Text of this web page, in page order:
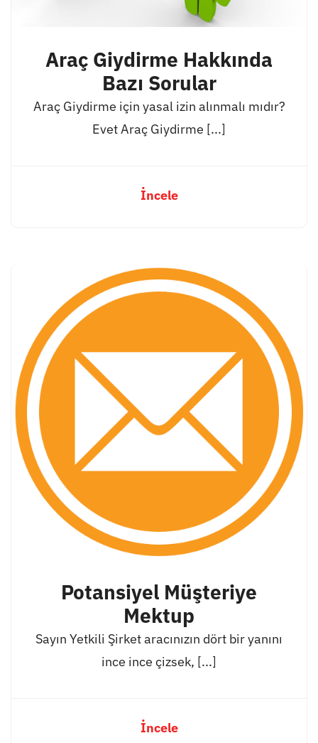
Araç Giydirme Hakkında
Bazı Sorular
Araç Giydirme için yasal izin alınmalı mıdır?
Evet Araç Giydirme [...]
İncele
Potansiyel Müşteriye
Mektup
Sayın Yetkili Şirket aracınızın dört bir yanını
ince ince çizsek, [...]
İncele